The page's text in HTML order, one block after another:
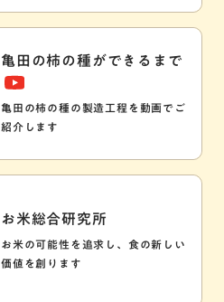
亀田の柿の種ができるまで
亀田の柿の種の製造工程を動画でご
紹介します
お米総合研究所
お米の可能性を追求し、食の新しい
価値を創ります